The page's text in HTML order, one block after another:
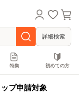
詳細検索
特集 初めての方
プ申請対象